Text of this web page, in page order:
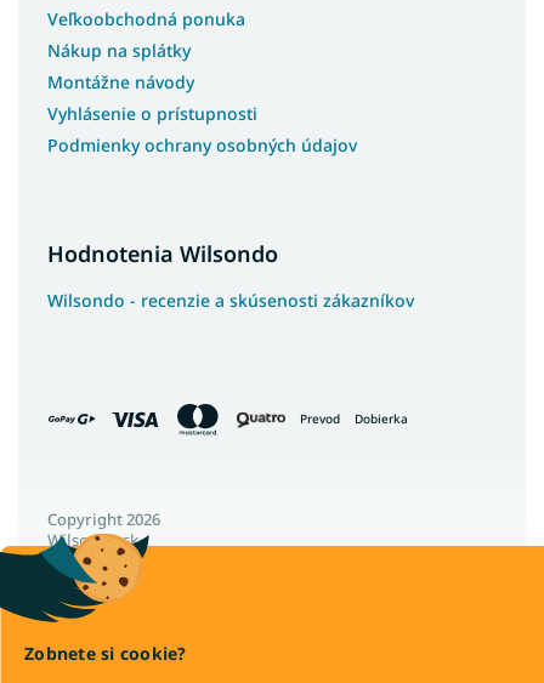
Zobnete si cookie?
Postele z masívu s úložným priestorom
Postele s osvetlením
Postele na nohách
Luxusné kontinentálne postele
Postele so šuflíkmi
Poľské postele
Nízke postele
Vysoké postele s úložným priestorom
Lacné postele z masívu
Veľkoobchodná ponuka
Nákup na splátky
Montážne návody
Vyhlásenie o prístupnosti
Podmienky ochrany osobných údajov
Hodnotenia Wilsondo
Wilsondo - recenzie a skúsenosti zákazníkov
Prevod Dobierka
Copyright 2026
Wilsondo.sk
. Všetky práva vyhradené.
Upraviť nastavenie cookies